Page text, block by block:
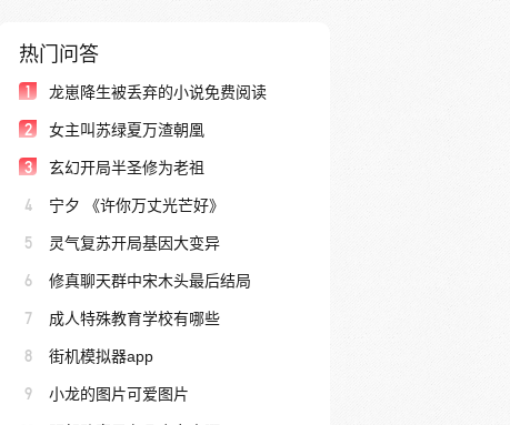
热门问答
1 龙崽降生被丢弃的小说免费阅读
2 女主叫苏绿夏万渣朝凰
3 玄幻开局半圣修为老祖
4 宁夕 《许你万丈光芒好》
5 灵气复苏开局基因大变异
6 修真聊天群中宋木头最后结局
7 成人特殊教育学校有哪些
8 街机模拟器app
9 小龙的图片可爱图片